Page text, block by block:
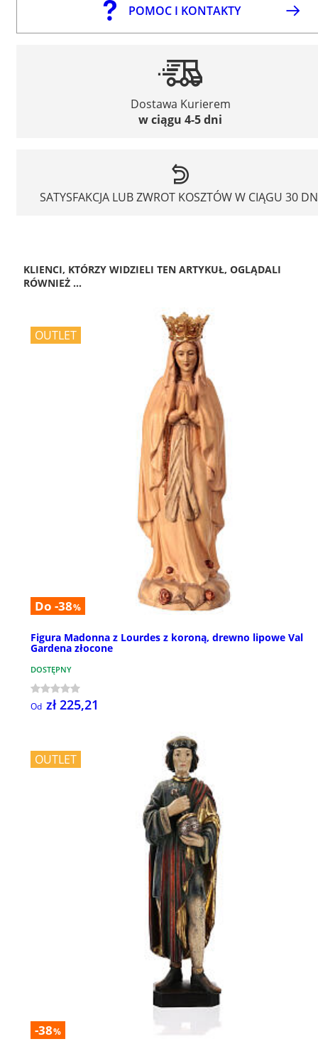
POMOC I KONTAKTY
Dostawa Kurierem
w ciągu 4-5 dni
SATYSFAKCJA LUB ZWROT KOSZTÓW W CIĄGU 30
KLIENCI, KTÓRZY WIDZIELI TEN ARTYKUŁ, OGLĄDALI
RÓWNIEŻ ...
OUTLET
Do -38%
Figura Madonna z Lourdes z koroną, drewno lipowe Val
Gardena złocone
DOSTĘPNY
Od zł 225,21
OUTLET
-38%